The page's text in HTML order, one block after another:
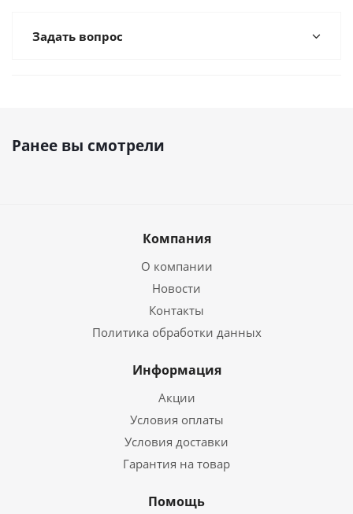
Задать вопрос
Ранее вы смотрели
Компания
О компании
Новости
Контакты
Политика обработки данных
Информация
Акции
Условия оплаты
Условия доставки
Гарантия на товар
Помощь